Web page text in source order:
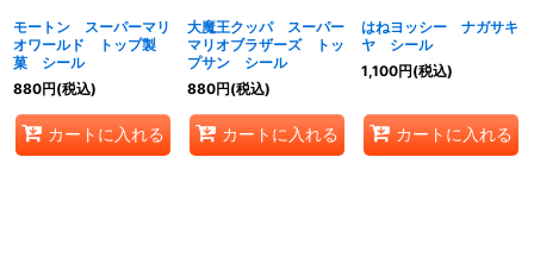
モートン スーパーマリ
オワールド トップ製
菓 シール
880円(税込)
カートに入れる
大魔王クッパ スーパー
マリオブラザーズ トッ
プサン シール
880円(税込)
カートに入れる
はねヨッシー ナガサキ
ヤ シール
1,100円(税込)
カートに入れる